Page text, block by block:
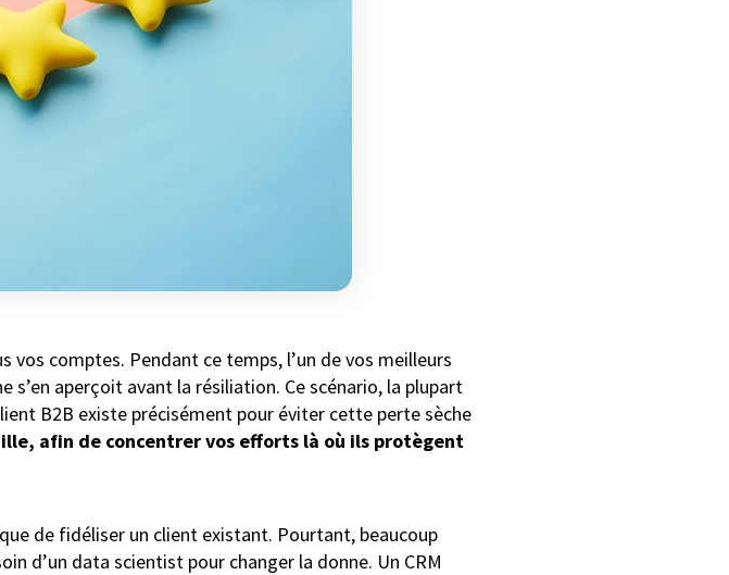
comptes. Pendant ce temps, l’un de vos meilleurs
aperçoit avant la résiliation. Ce scénario, la plupart
B2B existe précisément pour éviter cette perte sèche
afin de concentrer vos efforts là où ils protègent
de fidéliser un client existant. Pourtant, beaucoup
d’un data scientist pour changer la donne. Un CRM